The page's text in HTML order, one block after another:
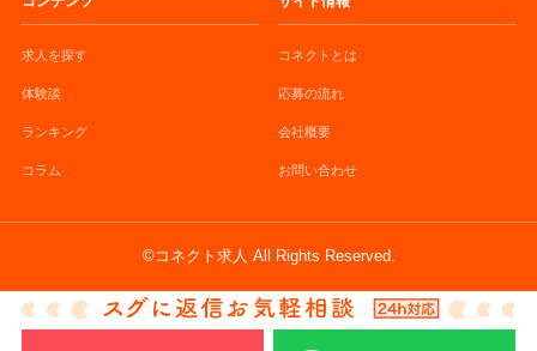
求人を探す
体験談
ランキング
コラム
コネクトとは
応募の流れ
会社概要
お問い合わせ
©コネクト求人 All Rights Reserved.